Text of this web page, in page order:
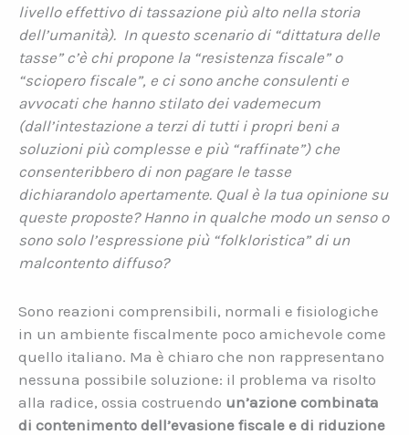
livello effettivo di tassazione più alto nella storia
dell’umanità). In questo scenario di “dittatura delle
tasse” c’è chi propone la “resistenza fiscale” o
“sciopero fiscale”, e ci sono anche consulenti e
avvocati che hanno stilato dei vademecum
(dall’intestazione a terzi di tutti i propri beni a
soluzioni più complesse e più “raffinate”) che
consenteribbero di non pagare le tasse
dichiarandolo apertamente. Qual è la tua opinione su
queste proposte? Hanno in qualche modo un senso o
sono solo l’espressione più “folkloristica” di un
malcontento diffuso?
Sono reazioni comprensibili, normali e fisiologiche
in un ambiente fiscalmente poco amichevole come
quello italiano. Ma è chiaro che non rappresentano
nessuna possibile soluzione: il problema va risolto
alla radice, ossia costruendo un’azione combinata
di contenimento dell’evasione fiscale e di riduzione